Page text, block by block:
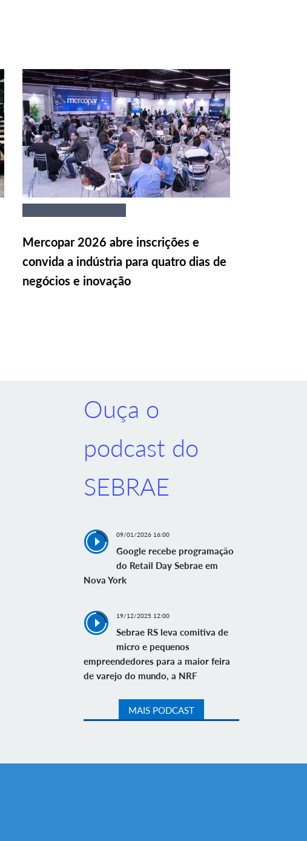
Mercopar 2026 abre inscrições e
convida a indústria para quatro dias de
negócios e inovação
Ouça o
podcast do
SEBRAE
09/01/2026 16:00
Google recebe programação
do Retail Day Sebrae em
Nova York
19/12/2025 12:00
Sebrae RS leva comitiva de
micro e pequenos
empreendedores para a maior feira
de varejo do mundo, a NRF
MAIS PODCAST